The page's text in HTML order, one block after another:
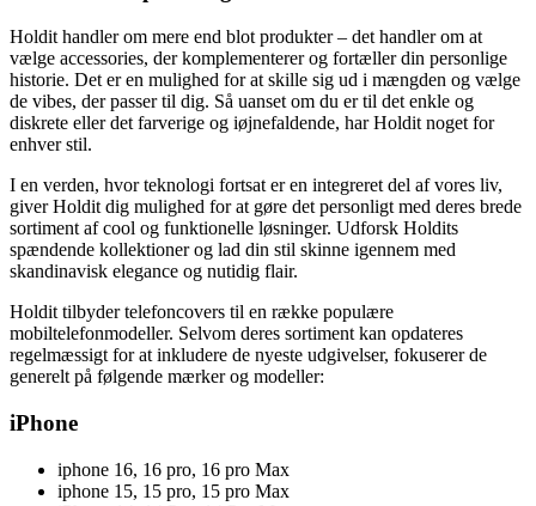
Holdit handler om mere end blot produkter – det handler om at
vælge accessories, der komplementerer og fortæller din personlige
historie. Det er en mulighed for at skille sig ud i mængden og vælge
de vibes, der passer til dig. Så uanset om du er til det enkle og
diskrete eller det farverige og iøjnefaldende, har Holdit noget for
enhver stil.
I en verden, hvor teknologi fortsat er en integreret del af vores liv,
giver Holdit dig mulighed for at gøre det personligt med deres brede
sortiment af cool og funktionelle løsninger. Udforsk Holdits
spændende kollektioner og lad din stil skinne igennem med
skandinavisk elegance og nutidig flair.
Holdit tilbyder telefoncovers til en række populære
mobiltelefonmodeller. Selvom deres sortiment kan opdateres
regelmæssigt for at inkludere de nyeste udgivelser, fokuserer de
generelt på følgende mærker og modeller:
iPhone
iphone 16, 16 pro, 16 pro Max
iphone 15, 15 pro, 15 pro Max